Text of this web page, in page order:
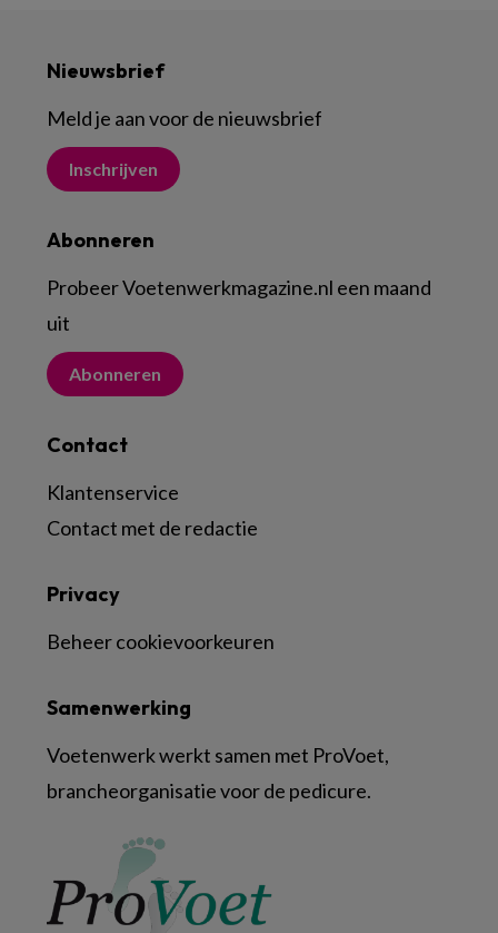
Nieuwsbrief
Meld je aan voor de nieuwsbrief
Inschrijven
Abonneren
Probeer Voetenwerkmagazine.nl een maand
uit
Abonneren
Contact
Klantenservice
Contact met de redactie
Samenwerking
Voetenwerk werkt samen met ProVoet,
brancheorganisatie voor de pedicure.
Privacy
Beheer cookievoorkeuren